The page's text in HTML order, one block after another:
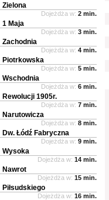
Zielona
Dojeżdża w: 2 min.
1 Maja
Dojeżdża w: 3 min.
Zachodnia
Dojeżdża w: 4 min.
Piotrkowska
Dojeżdża w: 5 min.
Wschodnia
Dojeżdża w: 6 min.
Rewolucji 1905r.
Dojeżdża w: 7 min.
Narutowicza
Dojeżdża w: 8 min.
Dw. Łódź Fabryczna
Dojeżdża w: 9 min.
Wysoka
Dojeżdża w: 14 min.
Nawrot
Dojeżdża w: 15 min.
Piłsudskiego
Dojeżdża w: 16 min.